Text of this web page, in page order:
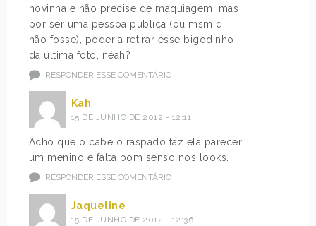
novinha e não precise de maquiagem, mas
por ser uma pessoa pública (ou msm q
não fosse), poderia retirar esse bigodinho
da última foto, néah?
RESPONDER ESSE COMENTÁRIO
Kah
15 DE JUNHO DE 2012 - 12:11
Acho que o cabelo raspado faz ela parecer
um menino e falta bom senso nos looks.
RESPONDER ESSE COMENTÁRIO
Jaqueline
15 DE JUNHO DE 2012 - 12:36